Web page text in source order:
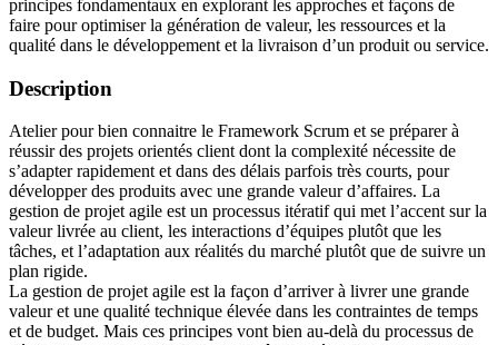
principes fondamentaux en explorant les approches et façons de
faire pour optimiser la génération de valeur, les ressources et la
qualité dans le développement et la livraison d’un produit ou service.
Description
Atelier pour bien connaitre le Framework Scrum et se préparer à
réussir des projets orientés client dont la complexité nécessite de
s’adapter rapidement et dans des délais parfois très courts, pour
développer des produits avec une grande valeur d’affaires. La
gestion de projet agile est un processus itératif qui met l’accent sur la
valeur livrée au client, les interactions d’équipes plutôt que les
tâches, et l’adaptation aux réalités du marché plutôt que de suivre un
plan rigide.
La gestion de projet agile est la façon d’arriver à livrer une grande
valeur et une qualité technique élevée dans les contraintes de temps
et de budget. Mais ces principes vont bien au-delà du processus de